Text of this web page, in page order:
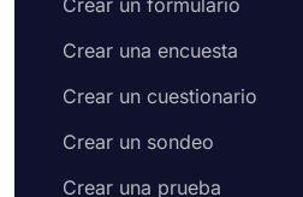
Crear un formulario
Crear una encuesta
Crear un cuestionario
Crear un sondeo
Crear una prueba